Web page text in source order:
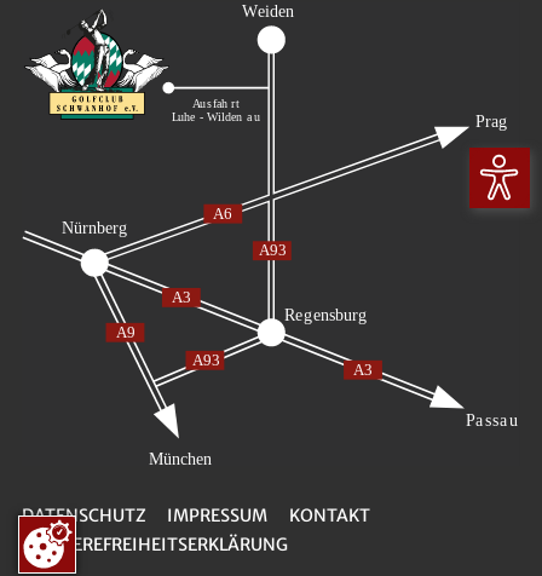
DATENSCHUTZ IMPRESSUM
KONTAKT
BARRIEREFREIHEITSERKLÄRUNG